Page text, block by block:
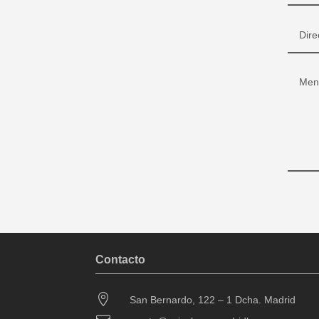
Contacto
 San Bernardo, 122 – 1 Dcha. Madrid